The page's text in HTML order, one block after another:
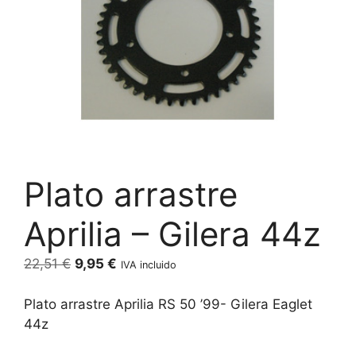
Plato arrastre
Aprilia – Gilera 44z
22,51€ El
original
9,95 € El
actual
IVA incluido
Plato arrastre Aprilia RS 50 ’99- Gilera Eaglet
44z